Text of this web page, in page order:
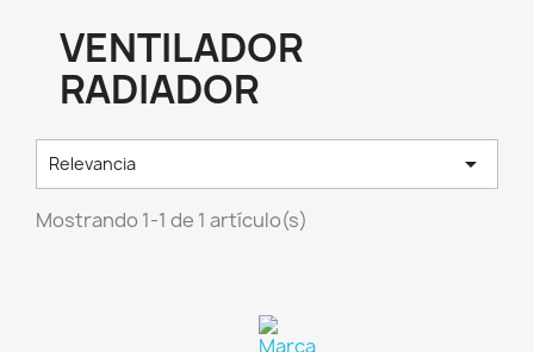
VENTILADOR
RADIADOR
Relevancia 
Mostrando 1-1 de 1 artículo(s)